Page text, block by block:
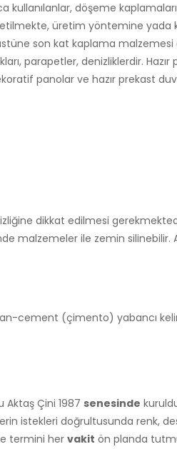
döşeme
üretim yöntemine
son kat kaplama
parapetler, denizliklerdir.
panolar ve hazır prekast
dikkat edilmesi
malzemeler ile zemin silinebilir.
cement (çimento) yabancı
Çini 1987 senesinde
istekleri doğrultusunda renk,
termini her vakit ön planda